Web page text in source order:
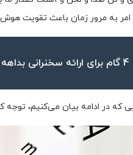
به مرور زمان باعث تقویت
که در ادامه بیان می‌کنیم، توجه